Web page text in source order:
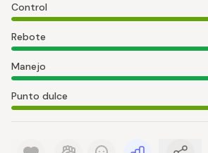
Control
Rebote
Manejo
Punto dulce